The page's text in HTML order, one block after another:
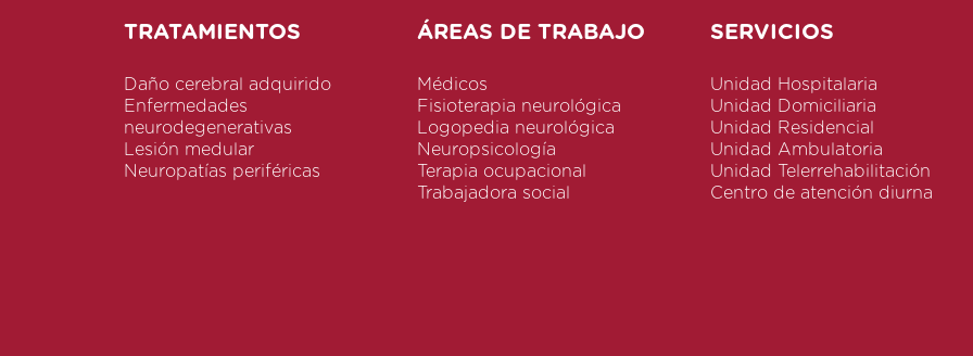
TRATAMIENTOS
Daño cerebral adquirido
Enfermedades
neurodegenerativas
Lesión medular
Neuropatías periféricas
ÁREAS DE TRABAJO
Médicos
Fisioterapia neurológica
Logopedia neurológica
Neuropsicología
Terapia ocupacional
Trabajadora social
SERVICIOS
Unidad Hospitalaria
Unidad Domiciliaria
Unidad Residencial
Unidad Ambulatoria
Unidad Telerrehabilitación
Centro de atención diurna